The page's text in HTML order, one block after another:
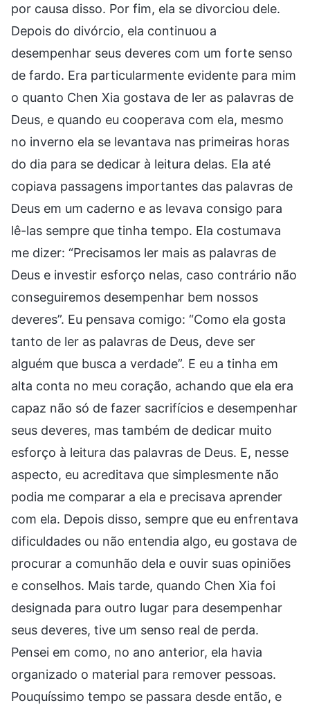
por causa disso. Por fim, ela se divorciou dele.
Depois do divórcio, ela continuou a
desempenhar seus deveres com um forte senso
de fardo. Era particularmente evidente para mim
o quanto Chen Xia gostava de ler as palavras de
Deus, e quando eu cooperava com ela, mesmo
no inverno ela se levantava nas primeiras horas
do dia para se dedicar à leitura delas. Ela até
copiava passagens importantes das palavras de
Deus em um caderno e as levava consigo para
lê-las sempre que tinha tempo. Ela costumava
me dizer: “Precisamos ler mais as palavras de
Deus e investir esforço nelas, caso contrário não
conseguiremos desempenhar bem nossos
deveres”. Eu pensava comigo: “Como ela gosta
tanto de ler as palavras de Deus, deve ser
alguém que busca a verdade”. E eu a tinha em
alta conta no meu coração, achando que ela era
capaz não só de fazer sacrifícios e desempenhar
seus deveres, mas também de dedicar muito
esforço à leitura das palavras de Deus. E, nesse
aspecto, eu acreditava que simplesmente não
podia me comparar a ela e precisava aprender
com ela. Depois disso, sempre que eu enfrentava
dificuldades ou não entendia algo, eu gostava de
procurar a comunhão dela e ouvir suas opiniões
e conselhos. Mais tarde, quando Chen Xia foi
designada para outro lugar para desempenhar
seus deveres, tive um senso real de perda.
Pensei em como, no ano anterior, ela havia
organizado o material para remover pessoas.
Pouquíssimo tempo se passara desde então, e